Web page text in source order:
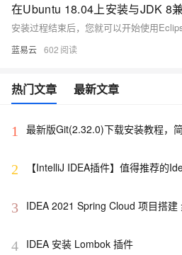
蓝易云 602
热门文章 最新文章
1 最新版Git(2.32.0)下载安装教程，
2
【IntelliJ IDEA插件】值得推荐的
3
IDEA 2021 Spring Cloud 项目搭建
4 IDEA 安装 Lombok 插件